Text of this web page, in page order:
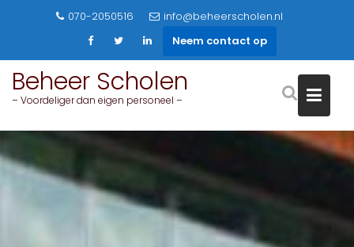
070-2050516
info@beheerscholen.nl
Neem contact op
Beheer Scholen
– Voordeliger dan eigen personeel –